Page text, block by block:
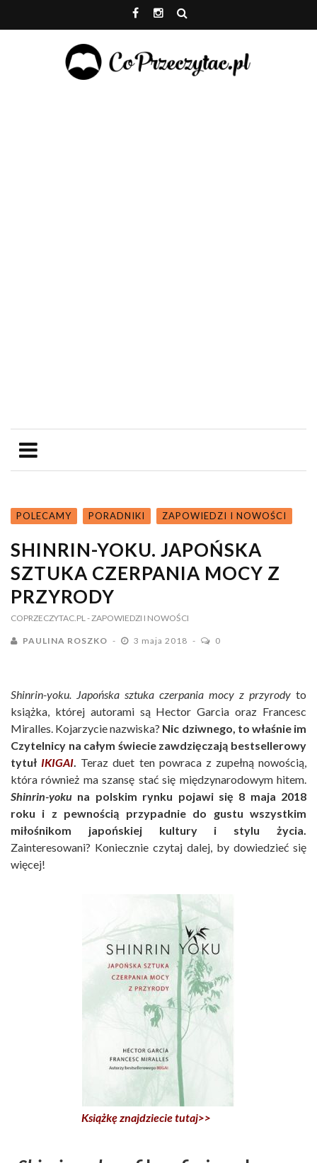
POLECAMY PORADNIKI ZAPOWIEDZI I NOWOŚCI
SHINRIN-YOKU. JAPOŃSKA
SZTUKA CZERPANIA MOCY Z
PRZYRODY
COPRZECZYTAC.PL - ZAPOWIEDZI I NOWOŚCI
PAULINA ROSZKO 3 maja 2018 0
Shinrin-yoku. Japońska sztuka czerpania mocy z przyrody to
książka, której autorami są Hector Garcia oraz Francesc
Miralles. Kojarzycie nazwiska? Nic dziwnego, to właśnie im
Czytelnicy na całym świecie zawdzięczają bestsellerowy
tytuł IKIGAI. Teraz duet ten powraca z zupełną nowością,
która również ma szansę stać się międzynarodowym hitem.
Shinrin-yoku na polskim rynku pojawi się 8 maja 2018
roku i z pewnością przypadnie do gustu wszystkim
miłośnikom japońskiej kultury i stylu życia.
Zainteresowani? Koniecznie czytaj dalej, by dowiedzieć się
więcej!
Książkę znajdziecie tutaj>>